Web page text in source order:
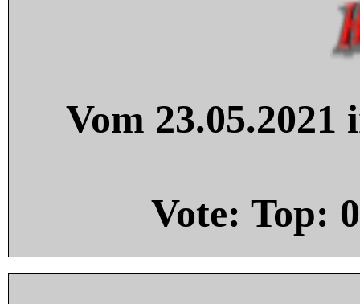
Vom
Vote: Top: 0